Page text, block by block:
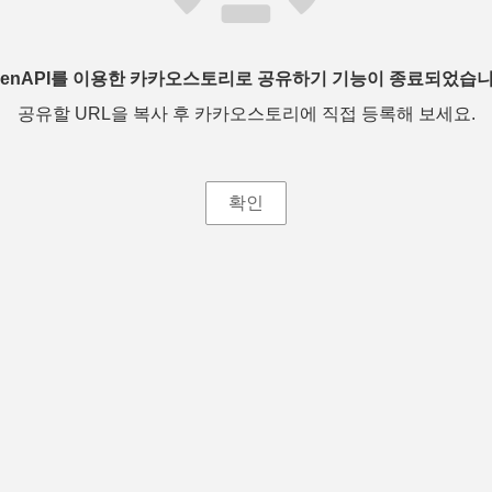
를 이용한 카카오스토리로 공유하기 기능이 종료되었습
공유할 URL을 복사 후 카카오스토리에 직접 등록해 보세요.
확인